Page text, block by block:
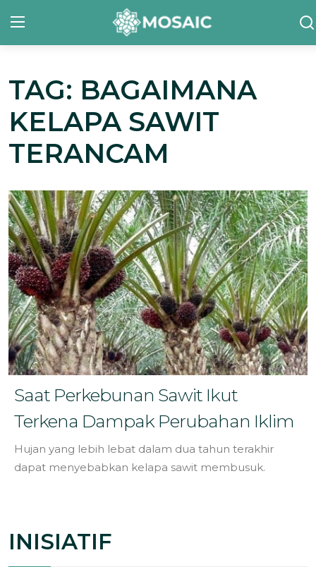
Contact
Tentang Kami
Risalah
Galeri
Inisiatif
Sorotan Berita
Bahasa
TAG: BAGAIMANA
KELAPA SAWIT
TERANCAM
Saat Perkebunan Sawit Ikut
Terkena Dampak Perubahan Iklim
Hujan yang lebih lebat dalam dua tahun terakhir
dapat menyebabkan kelapa sawit membusuk.
INISIATIF